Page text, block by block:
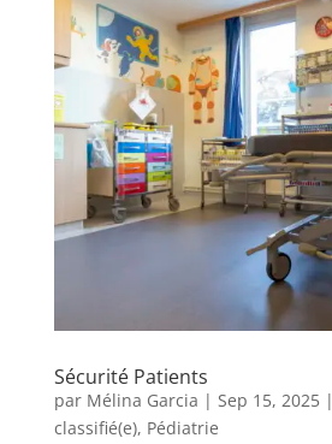
Sécurité Patients
par Mélina Garcia | Sep 15, 2025|
classifié(e), Pédiatrie